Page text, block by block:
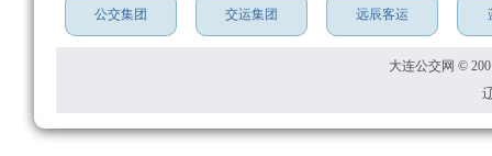
公交集团 交运集团 远辰客运
大连公交网 ©